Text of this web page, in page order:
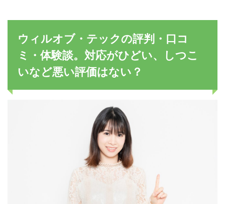
ウィルオブ・テックの評判・口コ
ミ・体験談。対応がひどい、しつこ
いなど悪い評価はない？